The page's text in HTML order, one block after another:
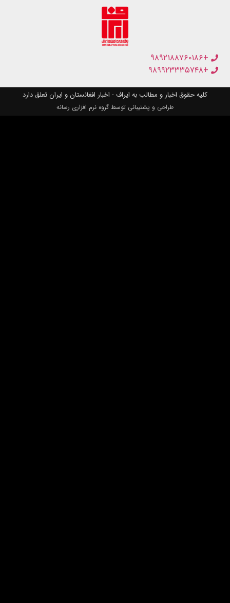
+۹۸۹۲۱۸۸۷۶۰۱۸۶
+۹۸۹۹۲۳۳۳۵۷۴۸
کلیه حقوق اخبار و مطالب به ایراف - اخبار افغانستان و ایران تعلق دارد
طراحی و پشتیبانی توسط گروه نرم افزاری رسانه